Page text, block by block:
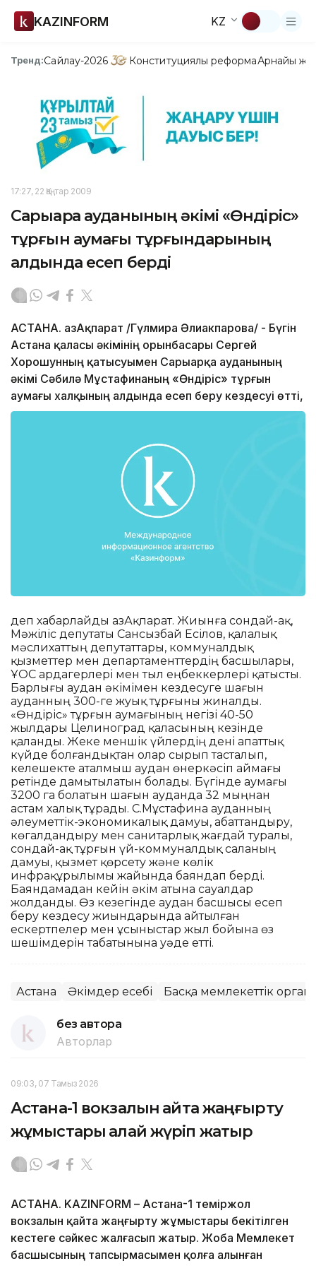
KAZINFORM KZ
Тренд:Сайлау-2026 Конституциялық реформаАрнайы
17:27, 22 Қаңтар 2009
Сарыарқа ауданының әкімі «Өндіріс»
тұрғын аумағы тұрғындарының
алдында есеп берді
АСТАНА. ҚазАқпарат /Гүлмира Әлиакпарова/ - Бүгін
Астана қаласы әкімінің орынбасары Сергей
Хорошунның қатысуымен Сарыарқа ауданының
әкімі Сәбилә Мұстафинаның «Өндіріс» тұрғын
аумағы халқының алдында есеп беру кездесуі өтті,
деп хабарлайды ҚазАқпарат. Жиынға сондай-ақ,
Мәжіліс депутаты Сансызбай Есілов, қалалық
мәслихаттың депутаттары, коммуналдық
қызметтер мен департаменттердің басшылары,
ҰОС ардагерлері мен тыл еңбеккерлері қатысты.
Барлығы аудан әкімімен кездесуге шағын
ауданның 300-ге жуық тұрғыны жиналды.
«Өндіріс» тұрғын аумағының негізі 40-50
жылдары Целиноград қаласының кезінде
қаланды. Жеке меншік үйлердің дені апаттық
күйде болғандықтан олар сырып тасталып,
келешекте аталмыш аудан өнеркәсіп аймағы
ретінде дамытылатын болады. Бүгінде аумағы
3200 га болатын шағын ауданда 32 мыңнан
астам халық тұрады. С.Мұстафина ауданның
әлеуметтік-экономикалық дамуы, абаттандыру,
көгалдандыру мен санитарлық жағдай туралы,
сондай-ақ тұрғын үй-коммуналдық саланың
дамуы, қызмет қөрсету және көлік
инфрақұрылымы жайында баяндап берді.
Баяндамадан кейін әкім атына сауалдар
жолданды. Өз кезегінде аудан басшысы есеп
беру кездесу жиындарында айтылған
ескертпелер мен ұсыныстар жыл бойына өз
шешімдерін табатынына уәде етті.
Астана Әкімдер есебі Басқа мемлекеттік
без автора
Авторлар
09:03, 07 Тамыз 2026
Астана-1 вокзалын қайта жаңғырту
жұмыстары қалай жүріп жатыр
АСТАНА. KAZINFORM – Астана-1 теміржол
вокзалын қайта жаңғырту жұмыстары бекітілген
кестеге сәйкес жалғасып жатыр. Жоба Мемлекет
басшысының тапсырмасымен қолға алынған